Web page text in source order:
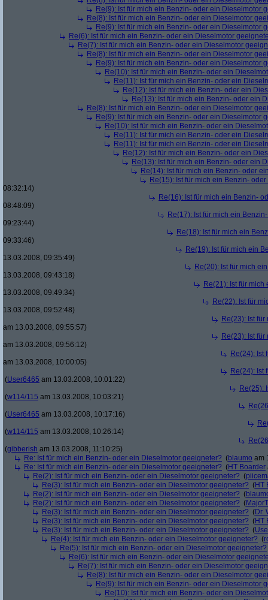
Re(9): Ist für mich ein Benzin- oder ein Dieselmotor
Re(8): Ist für mich ein Benzin- oder ein Dieselmotor
Re(9): Ist für mich ein Benzin- oder ein Dieselmotor
Re(6): Ist für mich ein Benzin- oder ein Dieselmotor
Re(7): Ist für mich ein Benzin- oder ein Dieselmotor
Re(8): Ist für mich ein Benzin- oder ein Dieselmotor
Re(9): Ist für mich ein Benzin- oder ein Dieselmotor
Re(10): Ist für mich ein Benzin- oder ein
Re(11): Ist für mich ein Benzin- oder ein
Re(12): Ist für mich ein Benzin- oder ein
Re(13): Ist für mich ein Benzin- oder ein
Re(8): Ist für mich ein Benzin- oder ein Dieselmotor
Re(9): Ist für mich ein Benzin- oder ein Dieselmotor
Re(10): Ist für mich ein Benzin- oder ein
Re(11): Ist für mich ein Benzin- oder ein
Re(11): Ist für mich ein Benzin- oder ein
Re(12): Ist für mich ein Benzin- oder ein
Re(13): Ist für mich ein Benzin- oder ein
Re(14): Ist für mich ein Benzin- oder
Re(15): Ist für mich ein Benzin-
08:32:14)
Re(16): Ist für mich ein Benzin-
08:48:09)
Re(17): Ist für mich ein
09:23:44)
Re(18): Ist für mich ein
09:33:46)
Re(19): Ist für mich ein
13.03.2008, 09:35:49)
Re(20): Ist für mich
13.03.2008, 09:43:18)
Re(21): Ist für
13.03.2008, 09:49:34)
Re(22): Ist für
13.03.2008, 09:52:48)
Re(23): Ist
am 13.03.2008, 09:55:57)
Re(23): Ist
am 13.03.2008, 09:56:12)
Re(24): Ist
am 13.03.2008, 10:00:05)
Re(24): Ist
(User6465 am 13.03.2008, 10:01:22)
Re(25):
(w114/115 am 13.03.2008, 10:03:21)
(User6465 am 13.03.2008, 10:17:16)
(w114/115 am 13.03.2008, 10:26:14)
(gibberish am 13.03.2008, 11:10:25)
Re: Ist für mich ein Benzin- oder ein Dieselmotor geeigneter? (blaumo am
Re: Ist für mich ein Benzin- oder ein Dieselmotor geeigneter? (HT Boarder
Re(2): Ist für mich ein Benzin- oder ein Dieselmotor geeigneter? (
Re(3): Ist für mich ein Benzin- oder ein Dieselmotor geeigneter? (HT
Re(2): Ist für mich ein Benzin- oder ein Dieselmotor geeigneter? (
Re(2): Ist für mich ein Benzin- oder ein Dieselmotor geeigneter? (
Re(3): Ist für mich ein Benzin- oder ein Dieselmotor geeigneter? (Dr.
Re(3): Ist für mich ein Benzin- oder ein Dieselmotor geeigneter? (HT
Re(3): Ist für mich ein Benzin- oder ein Dieselmotor geeigneter? (
Re(4): Ist für mich ein Benzin- oder ein Dieselmotor geeigneter? (
Re(5): Ist für mich ein Benzin- oder ein Dieselmotor geeigneter?
Re(6): Ist für mich ein Benzin- oder ein Dieselmotor
Re(7): Ist für mich ein Benzin- oder ein Dieselmotor
Re(8): Ist für mich ein Benzin- oder ein Dieselmotor
Re(9): Ist für mich ein Benzin- oder ein Dieselmotor
Re(10): Ist für mich ein Benzin- oder ein